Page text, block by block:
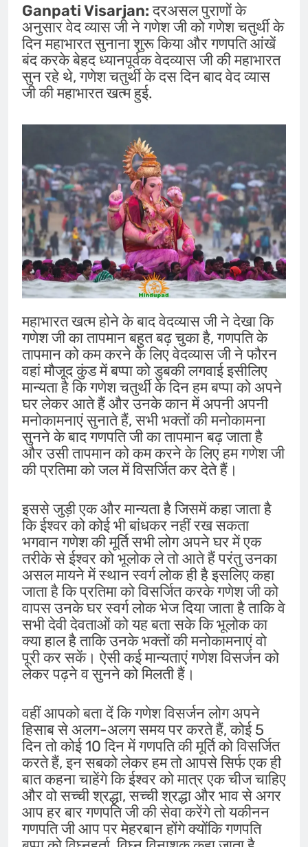
Ganpati Visarjan:दरअसल पुराणों के
अनुसार वेद व्यास जी ने गणेश जी को गणेश चतुर्थी के
दिन महाभारत सुनाना शुरू किया और गणपति आंखें
बंद करके बेहद ध्यानपूर्वक वेदव्यास जी की महाभारत
सुन रहे थे, गणेश चतुर्थी के दस दिन बाद वेद व्यास
जी की महाभारत खत्म हुई.
महाभारत खत्म होने के बाद वेदव्यास जी ने देखा कि
गणेश जी का तापमान बहुत बढ़ चुका है, गणपति के
तापमान को कम करने के लिए वेदव्यास जी ने फौरन
वहां मौजूद कुंड में बप्पा को डुबकी लगवाई इसीलिए
मान्यता है कि गणेश चतुर्थी के दिन हम बप्पा को अपने
घर लेकर आते हैं और उनके कान में अपनी अपनी
मनोकामनाएं सुनाते हैं, सभी भक्तों की मनोकामना
सुनने के बाद गणपति जी का तापमान बढ़ जाता है
और उसी तापमान को कम करने के लिए हम गणेश जी
की प्रतिमा को जल में विसर्जित कर देते हैं।
इससे जुड़ी एक और मान्यता है जिसमें कहा जाता है
कि ईश्वर को कोई भी बांधकर नहीं रख सकता
भगवान गणेश की मूर्ति सभी लोग अपने घर में एक
तरीके से ईश्वर को भूलोक ले तो आते हैं परंतु उनका
असल मायने में स्थान स्वर्ग लोक ही है इसलिए कहा
जाता है कि प्रतिमा को विसर्जित करके गणेश जी को
वापस उनके घर स्वर्ग लोक भेज दिया जाता है ताकि वे
सभी देवी देवताओं को यह बता सके कि भूलोक का
क्या हाल है ताकि उनके भक्तों की मनोकामनाएं वो
पूरी कर सकें। ऐसी कई मान्यताएं गणेश विसर्जन को
लेकर पढ़ने व सुनने को मिलती हैं।
वहीं आपको बता दें कि गणेश विसर्जन लोग अपने
हिसाब से अलग-अलग समय पर करते हैं, कोई 5
दिन तो कोई 10 दिन में गणपति की मूर्ति को विसर्जित
करते हैं, इन सबको लेकर हम तो आपसे सिर्फ एक ही
बात कहना चाहेंगे कि ईश्वर को मात्र एक चीज चाहिए
और वो सच्ची श्रद्धा, सच्ची श्रद्धा और भाव से अगर
आप हर बार गणपति जी की सेवा करेंगे तो यकीनन
गणपति जी आप पर मेहरबान होंगे क्योंकि गणपति